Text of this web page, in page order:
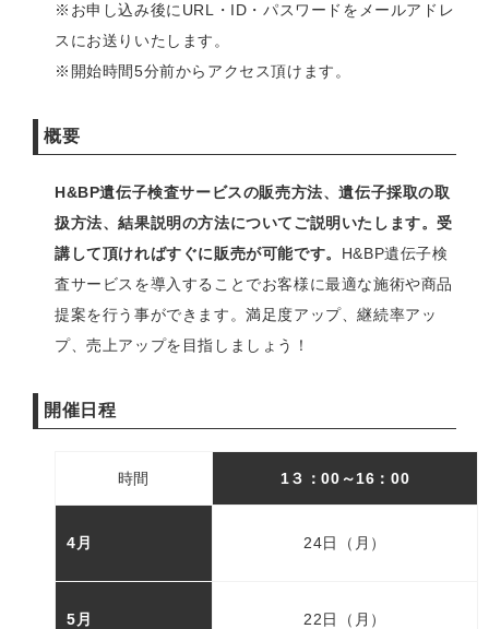
※お申し込み後にURL・ID・パスワードをメールアドレ
スにお送りいたします。
※開始時間5分前からアクセス頂けます。
概要
H&BP遺伝子検査サービスの販売方法、遺伝子採取の取
扱方法、結果説明の方法についてご説明いたします。受
講して頂ければすぐに販売が可能です。 H&BP遺伝子検
査サービスを導入することでお客様に最適な施術や商品
提案を行う事ができます。満足度アップ、継続率アッ
プ、売上アップを目指しましょう！
開催日程
時間 1３：00～16：00
4月 24日（月）
5月 22日（月）